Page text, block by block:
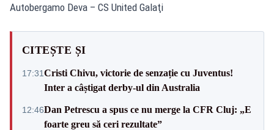
Autobergamo Deva – CS United Galaţi
CITEȘTE ȘI
17:31Cristi Chivu, victorie de senzație cu Juventus!
Inter a câștigat derby-ul din Australia
12:46Dan Petrescu a spus ce nu merge la CFR Cluj: „E
foarte greu să ceri rezultate”